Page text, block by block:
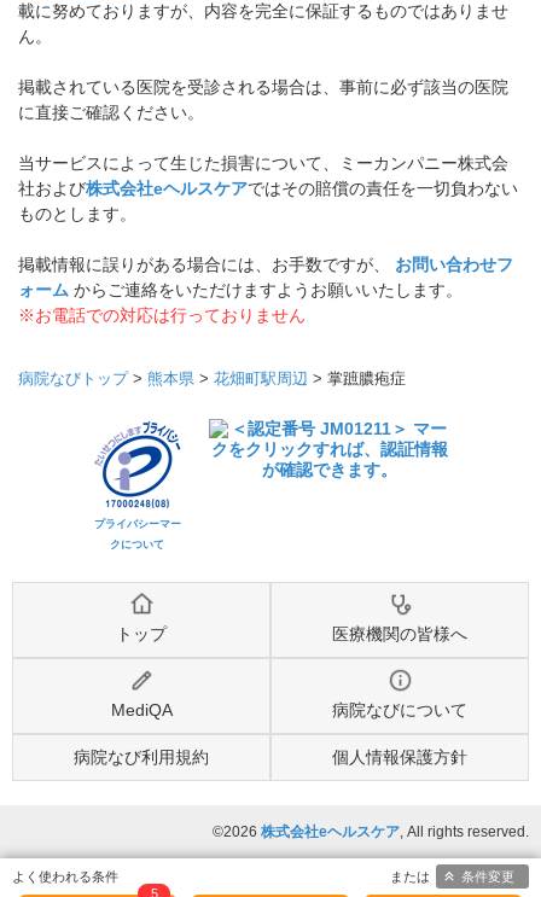
載に努めておりますが、内容を完全に保証するものではありませ
ん。
掲載されている医院を受診される場合は、事前に必ず該当の医院
に直接ご確認ください。
当サービスによって生じた損害について、ミーカンパニー株式会
社および株式会社eヘルスケアではその賠償の責任を一切負わない
ものとします。
掲載情報に誤りがある場合には、お手数ですが、 お問い合わせフ
ォーム からご連絡をいただけますようお願いいたします。
※お電話での対応は行っておりません
病院なびトップ> 熊本県 > 花畑町駅周辺 > 掌蹠膿疱症
プライバシーマー
クについて
トップ 医療機関の皆様へ
MediQA 病院なびについて
病院なび利用規約 個人情報保護方針
©2026 株式会社eヘルスケア, All rights reserved.
5
条件変更